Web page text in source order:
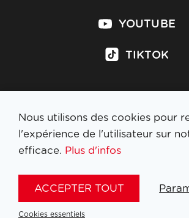
YOUTUBE
TIKTOK
S'inscrire à la newsletter
Nous utilisons des cookies pour
l'expérience de l'utilisateur sur
efficace. Plus d'infos
ACCEPTER TOUT
Cookies essentiels